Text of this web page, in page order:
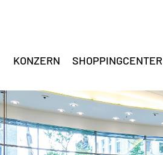
KONZERN SHOPPINGCENTER